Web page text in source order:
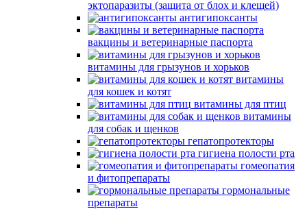
эктопаразиты (защита от блох и клещей)
антигипоксанты
вакцины и ветеринарные паспорта
витамины для грызунов и хорьков
витамины
для кошек и котят
витамины для птиц
витамины
для собак и щенков
гепатопротекторы
гигиена полости рта
гомеопатия
и фитопрепараты
гормональные
препараты